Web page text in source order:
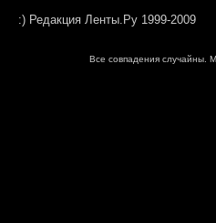
:) Редакция Ленты.Ру 1999-2009
Все совпадения случайны.